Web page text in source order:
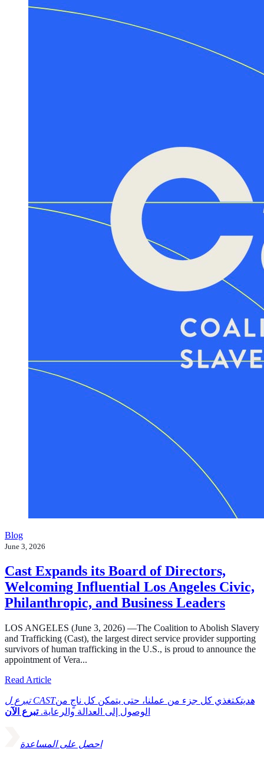
Blog
June 3, 2026
Cast Expands its Board of Directors,
Welcoming Influential Los Angeles Civic,
Philanthropic, and Business Leaders
LOS ANGELES (June 3, 2026) —The Coalition to Abolish Slavery
and Trafficking (Cast), the largest direct service provider supporting
survivors of human trafficking in the U.S., is proud to announce the
appointment of Vera...
Read Articleabout Cast Expands its Board of Directors, Welcoming
تبرع ل CASTهديتكتغذي كل جزء من عملنا، حتى يتمكن كل ناجٍ من
الوصول إلى العدالة والرعاية.تبرع الآن
احصل على المساعدة